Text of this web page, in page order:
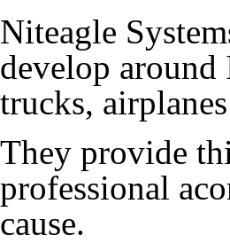
Niteagle
develop
trucks,
They provide
professional
cause.